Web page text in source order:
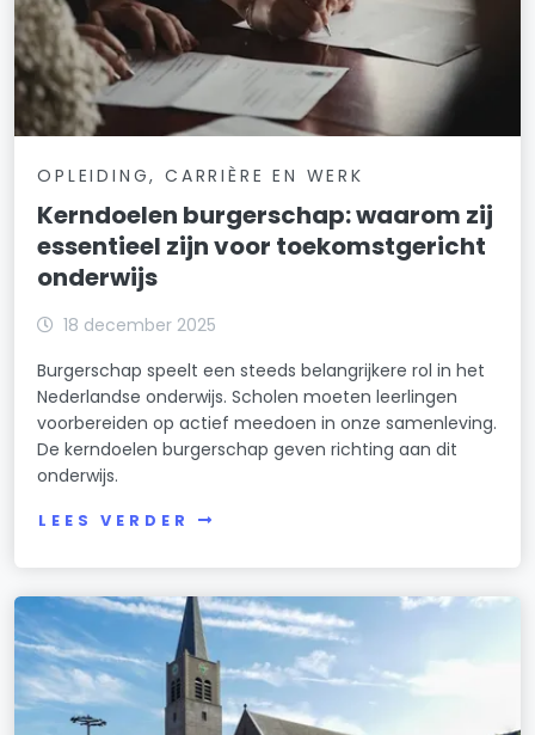
OPLEIDING, CARRIÈRE EN WERK
Kerndoelen burgerschap: waarom zij
essentieel zijn voor toekomstgericht
onderwijs
18 december 2025
Burgerschap speelt een steeds belangrijkere rol in het
Nederlandse onderwijs. Scholen moeten leerlingen
voorbereiden op actief meedoen in onze samenleving.
De kerndoelen burgerschap geven richting aan dit
onderwijs.
LEES VERDER